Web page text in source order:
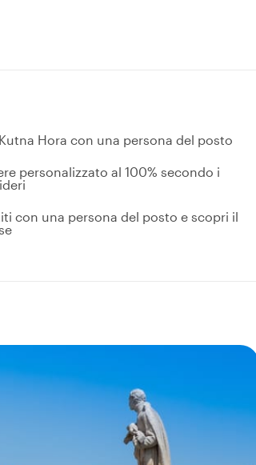
Hora con una persona del posto
personalizzato al 100% secondo i
con una persona del posto e scopri il